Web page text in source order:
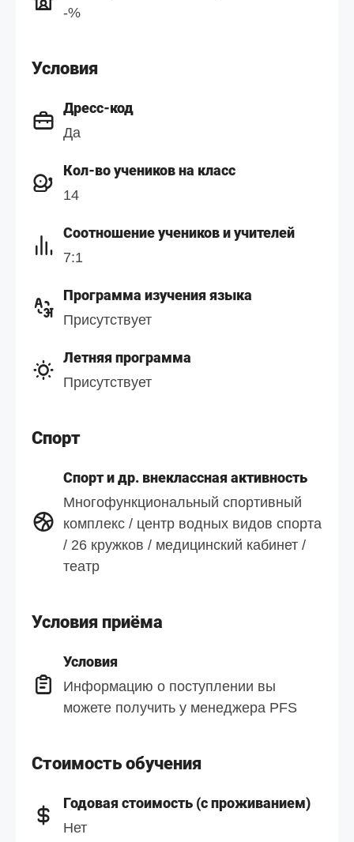
-%
Условия
Дресс-код
Да
Кол-во учеников на класс
14
Cоотношение учеников и учителей
7:1
Программа изучения языка
Присутствует
Летняя программа
Присутствует
Спорт
Спорт и др. внеклассная активность
Многофункциональный спортивный
комплекс / центр водных видов спорта
/ 26 кружков / медицинский кабинет /
театр
Условия приёма
Условия
Информацию о поступлении вы
можете получить у менеджера PFS
Стоимость обучения
Годовая стоимость (с проживанием)
Нет